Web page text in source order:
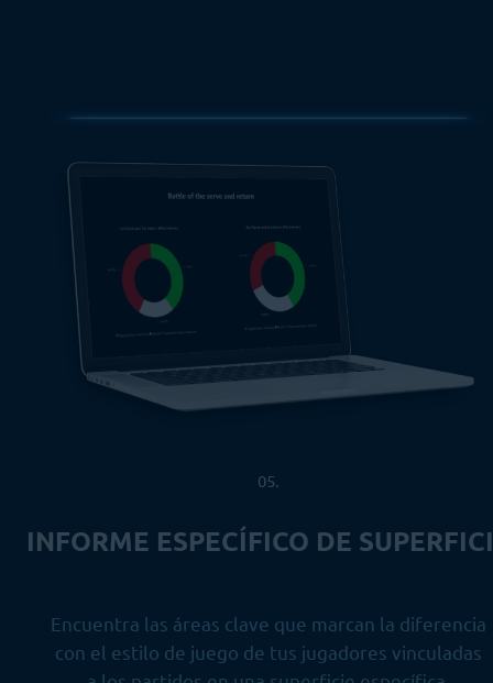
05.
INFORME ESPECÍFICO DE
Encuentra las áreas clave que marcan la diferencia
con el estilo de juego de tus jugadores vinculadas